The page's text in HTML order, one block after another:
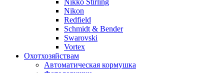
Nikko Stirling
Nikon
Redfield
Schmidt & Bender
Swarovski
Vortex
Охотхозяйствам
Автоматическая кормушка